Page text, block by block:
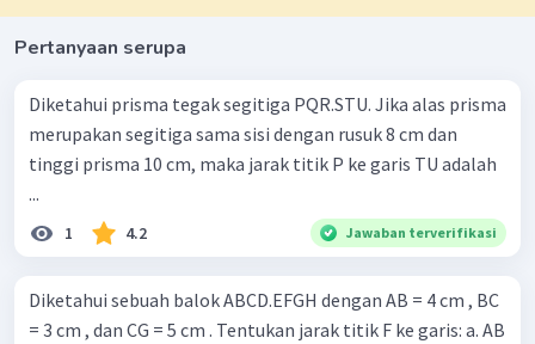
Pertanyaan serupa
Diketahui prisma tegak segitiga PQR.STU. Jika alas prisma
merupakan segitiga sama sisi dengan rusuk 8 cm dan
tinggi prisma 10 cm, maka jarak titik P ke garis TU adalah
...
1 4.2 Jawaban terverifikasi
Diketahui sebuah balok ABCD.EFGH dengan AB = 4 cm , BC
= 3 cm , dan CG = 5 cm . Tentukan jarak titik F ke garis: a. AB